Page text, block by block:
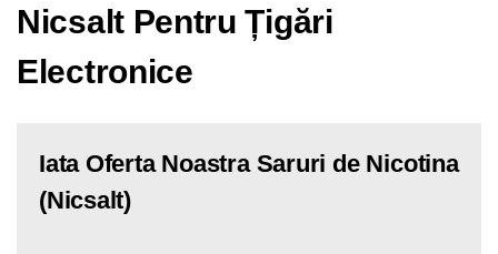
Nicsalt Pentru Țigări
Electronice
Iata Oferta Noastra Saruri de Nicotina
(Nicsalt)